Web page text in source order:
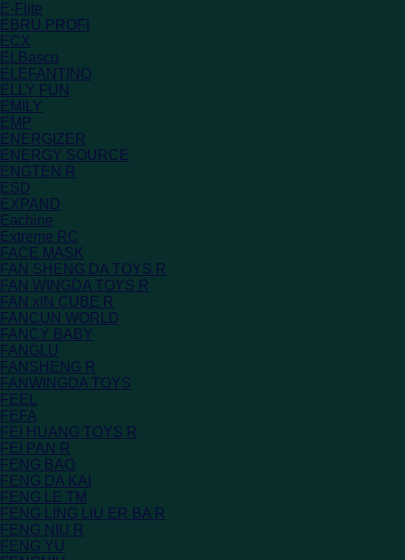
E-Flite
EBRU PROFI
ECX
ELBasco
ELEFANTINO
ELLY FUN
EMILY
EMP
ENERGIZER
ENERGY SOURCE
ENGTEN R
ESD
EXPAND
Eachine
Extreme RC
FACE MASK
FAN SHENG DA TOYS R
FAN WINGDA TOYS R
FAN xIN CUBE R
FANCUN WORLD
FANCY BABY
FANGLU
FANSHENG R
FANWINGDA TOYS
FEEL
FEFA
FEI HUANG TOYS R
FEI PAN R
FENG BAO
FENG DA KAI
FENG LE TM
FENG LING LIU ER BA R
FENG NIU R
FENG YU